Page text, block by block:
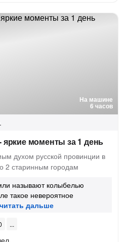
На машине
6 часов
моменты за 1 день
духом русской провинции в
2 старинным городам
называют колыбелью
такое невероятное